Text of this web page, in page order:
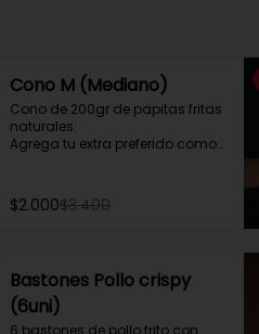
Cono M (Mediano)
Cono de 200gr de papitas fritas
naturales.
Agrega tu extra preferido como
y mucho mas....
$2.000$3.400
Bastones Pollo crispy
(6uni)
6 bastones de pollo frito con